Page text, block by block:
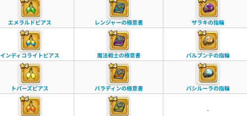
エメラルドピアス レンジャーの極意書 ザラキの指輪
インディコライトピアス 魔法戦士の極意書 パルプンテの指輪
トパーズピアス パラディンの極意書 バシルーラの指輪
-